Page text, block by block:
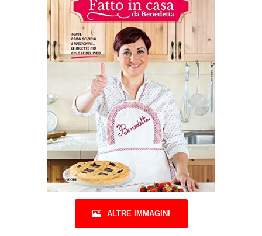
ALTRE IMMAGINI